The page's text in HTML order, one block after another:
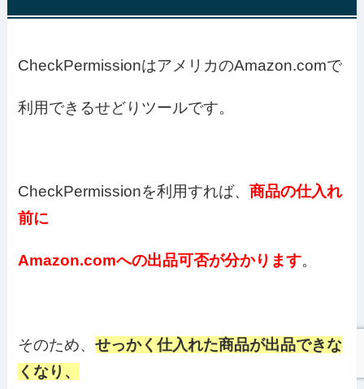
CheckPermissionはアメリカのAmazon.comで
利用できるせどりツールです。
CheckPermissionを利用すれば、商品の仕入れ
前に
Amazon.comへの出品可否が分かります。
そのため、せっかく仕入れた商品が出品できな
くなり、